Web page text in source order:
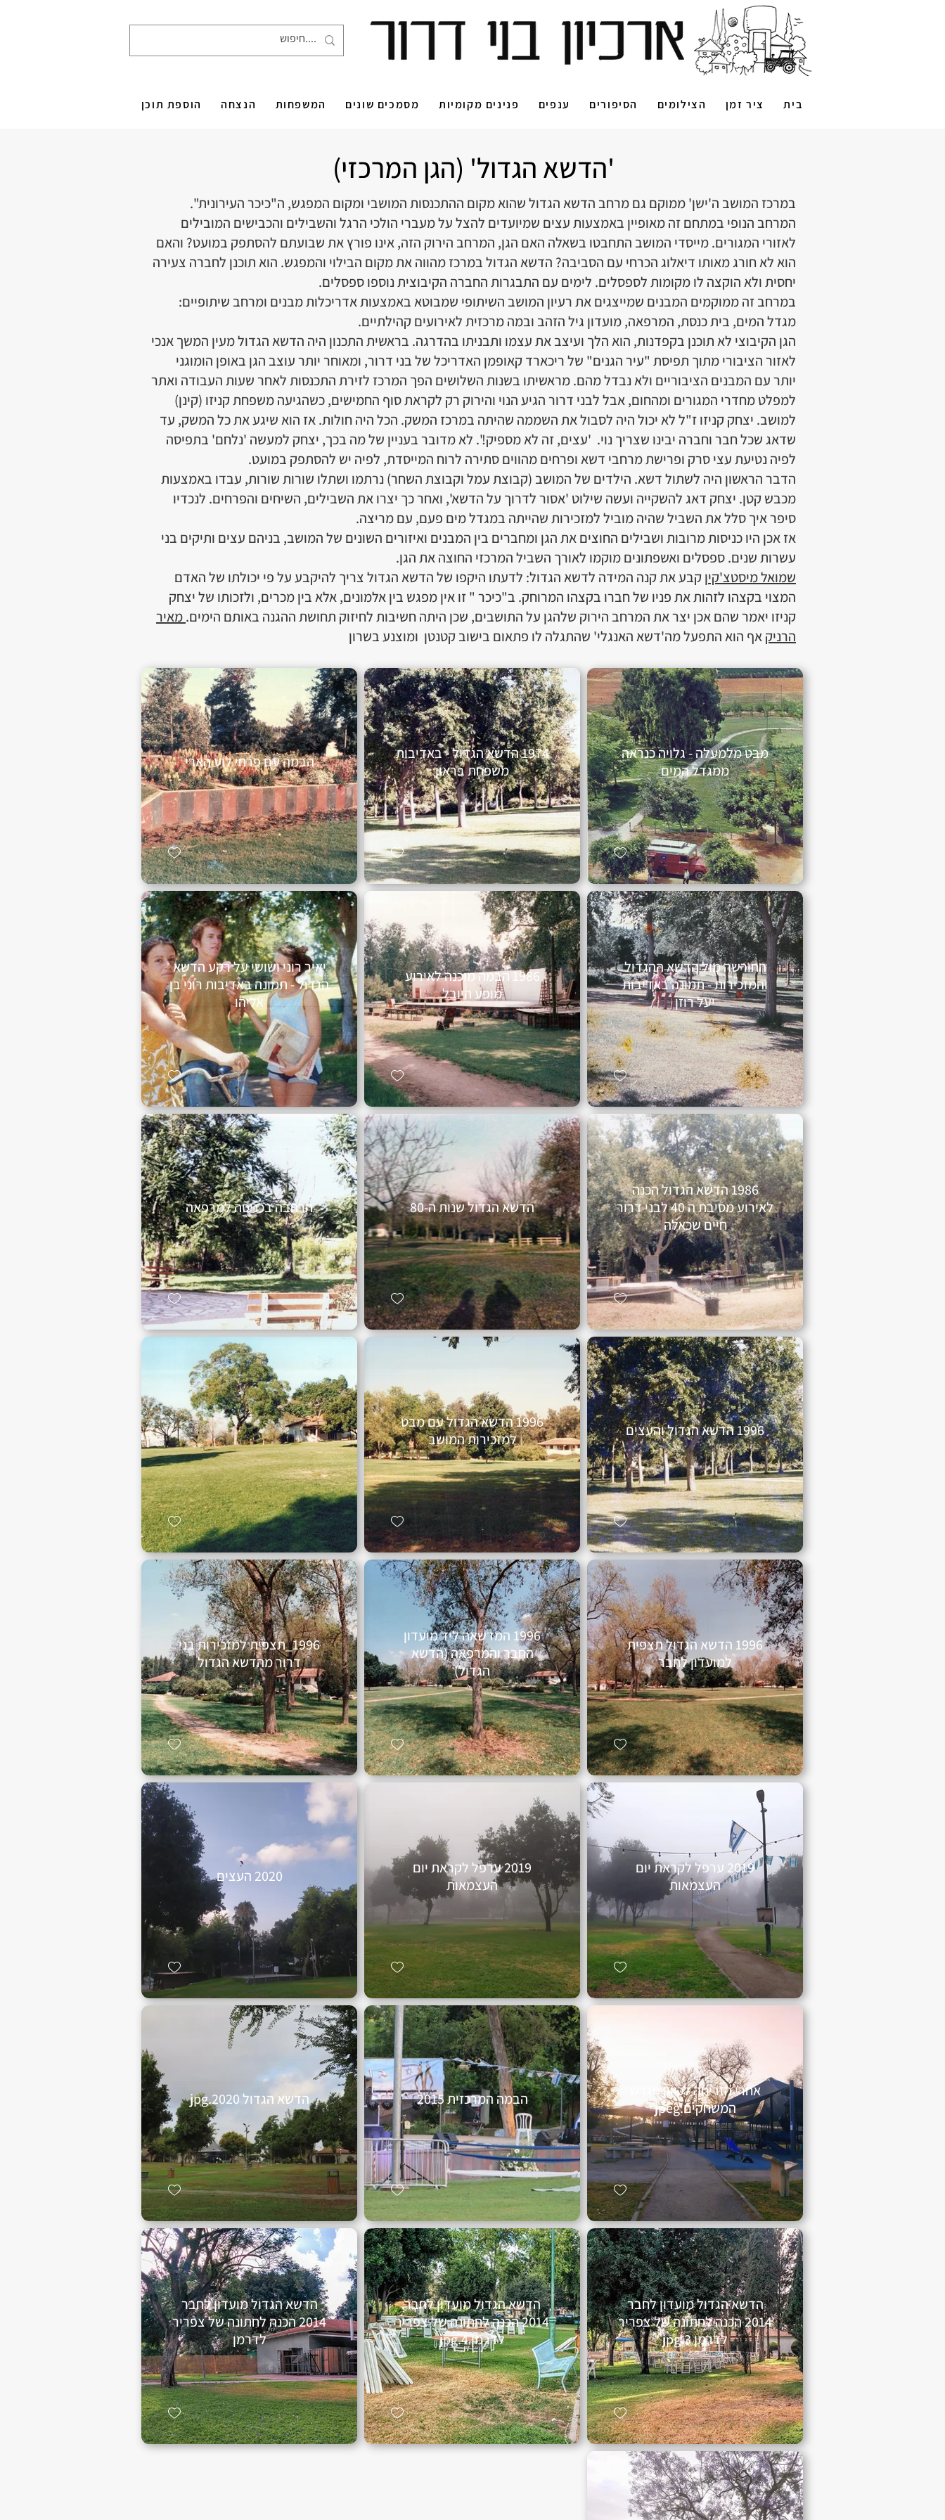
בית ציר זמן הצילומים הסיפורים ענפים פנינים מקומיות מסמכים שונים המשפחות הנצחה הוספת תוכן
'הדשא הגדול' (הגן המרכזי)
במרכז המושב ה'ישן' ממוקם גם מרחב הדשא הגדול שהוא מקום ההתכנסות המושבי ומקום המפגש, ה"כיכר העירונית".
המרחב הנופי במתחם זה מאופיין באמצעות עצים שמיועדים להצל על מעברי הולכי הרגל והשבילים והכבישים המובילים
לאזורי המגורים. מייסדי המושב התחבטו בשאלה האם הגן, המרחב הירוק הזה, אינו פורץ את שבועתם להסתפק במועט? והאם
הוא לא חורג מאותו דיאלוג הכרחי עם הסביבה? הדשא הגדול במרכז מהווה את מקום הבילוי והמפגש. הוא תוכנן לחברה צעירה
יחסית ולא הוקצה לו מקומות לספסלים. לימים עם התבגרות החברה הקיבוצית נוספו ספסלים.
במרחב זה ממוקמים המבנים שמייצגים את רעיון המושב השיתופי שמבוטא באמצעות אדריכלות מבנים ומרחב שיתופיים:
מגדל המים, בית כנסת, המרפאה, מועדון גיל הזהב ובמה מרכזית לאירועים קהילתיים.
הגן הקיבוצי לא תוכנן בקפדנות, הוא הלך ועיצב את עצמו ותבניתו בהדרגה. בראשית התכנון היה הדשא הגדול מעין המשך אנכי
לאזור הציבורי מתוך תפיסת "עיר הגנים" של ריכארד קאופמן האדריכל של בני דרור, ומאוחר יותר עוצב הגן באופן הומוגני
יותר עם המבנים הציבוריים ולא נבדל מהם. מראשיתו בשנות השלושים הפך המרכז לזירת התכנסות לאחר שעות העבודה ואתר
למפלט מחדרי המגורים ומהחום, אבל לבני דרור הגיע הנוי והירוק רק לקראת סוף החמישים, כשהגיעה משפחת קניזו (קינן)
למושב. יצחק קניזו ז"ל לא יכול היה לסבול את השממה שהיתה במרכז המשק. הכל היה חולות. אז הוא שיגע את כל המשק, עד
שדאג שכל חבר וחברה יבינו שצריך נוי. 'עצים, זה לא מספיק!'. לא מדובר בעניין של מה בכך, יצחק למעשה 'נלחם' בתפיסה
לפיה נטיעת עצי סרק ופרישת מרחבי דשא ופרחים מהווים סתירה לרוח המייסדת, לפיה יש להסתפק במועט.
הדבר הראשון היה לשתול דשא. הילדים של המושב (קבוצת עמל וקבוצת השחר) נרתמו ושתלו שורות שורות, עבדו באמצעות
מכבש קטן. יצחק דאג להשקייה ועשה שילוט 'אסור לדרוך על הדשא', ואחר כך יצרו את השבילים, השיחים והפרחים. לנכדיו
סיפר איך סלל את השביל שהיה מוביל למזכירות שהייתה במגדל מים פעם, עם מריצה.
אז אכן היו כניסות מרובות ושבילים החוצים את הגן ומחברים בין המבנים ואיזורים השונים של המושב, בניהם עצים ותיקים בני
עשרות שנים. ספסלים ואשפתונים מוקמו לאורך השביל המרכזי החוצה את הגן.
שמואל מיסטצ'קיןקבע את קנה המידה לדשא הגדול: לדעתו היקפו של הדשא הגדול צריך להיקבע על פי יכולתו של האדם
המצוי בקצהו לזהות את פניו של חברו בקצהו המרוחק. ב"כיכר " זו אין מפגש בין אלמונים, אלא בין מכרים, ולזכותו של יצחק
קניזו יאמר שהם אכן יצר את המרחב הירוק שלהגן על התושבים, שכן היתה חשיבות לחיזוק תחושת ההגנה באותם הימים.מאיר
הרניקאף הוא התפעל מה'דשא האנגלי' שהתגלה לו פתאום בישוב קטנטן ומוצנע בשרון
מבט מלמעלה - גלויה כנראה
ממגדל המים
1974 הדשא הגדול - באדיבות
משפחת בראון
הבמה עם פרחי לוע הארי
החורשה מול הדשא ההגדול
והמזכירות - תמונה באדיבות
יעל רוזן
1986 הבמה מוכנה לאירוע
מופע היובל
יאיר רוני ושושי על רקע הדשא
הגדול - תמונה באדיבות רוני בן
אליהו
1986 הדשא הגדול הכנה
לאירוע מסיבת ה 40 לבני דרור
חיים שכאלה
הדשא הגדול שנות ה-80 הרחבה בכניסה למרפאה
1996 הדשא הגדול והעצים
1996 הדשא הגדול עם מבט
למזכירות המושב
1996 הדשא הגדול תצפית
למועדון לחבר
1996 המדשאה ליד מועדון
החבר והמרפאה (הדשא
הגדול)
1996_תצפית למזכירות בני
דרור מהדשא הגדול
2019 ערפל לקראת יום
העצמאות
2019 ערפל לקראת יום
העצמאות
2020 העצים
אחרי הזריחה לכיוון מגרש
המשחקים.jpeg
הבמה המרכזית 2015 הדשא הגדול 2020.jpg
הדשא הגדול מועדון לחבר
2014 הכנה לחתונה של צפריר
לדרמן 3.jpg
הדשא הגדול מועדון לחבר
2014 הכנה לחתונה של צפריר
לדרמן 4.jpg
הדשא הגדול מועדון לחבר
2014 הכנה לחתונה של צפריר
לדרמן